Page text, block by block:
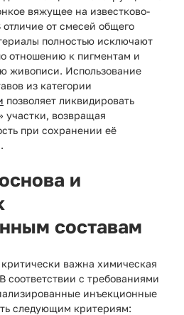
вяжущее на известково-
от смесей общего
полностью исключают
отношению к пигментам и
живописи. Использование
из категории
позволяет ликвидировать
участки, возвращая
при сохранении её
и
составам
важна химическая
соответствии с требованиями
инъекционные
следующим критериям: